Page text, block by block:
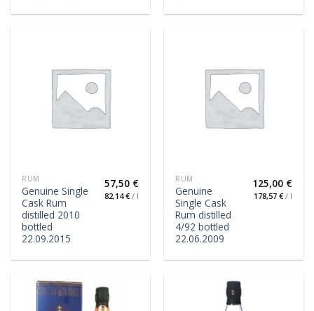
RUM
Genuine Single
Cask Rum
distilled 2010
bottled
22.09.2015
57,50 €
82,14€/ l
RUM
Genuine
Single Cask
Rum distilled
4/92 bottled
22.06.2009
125,00 €
178,57 €/ l